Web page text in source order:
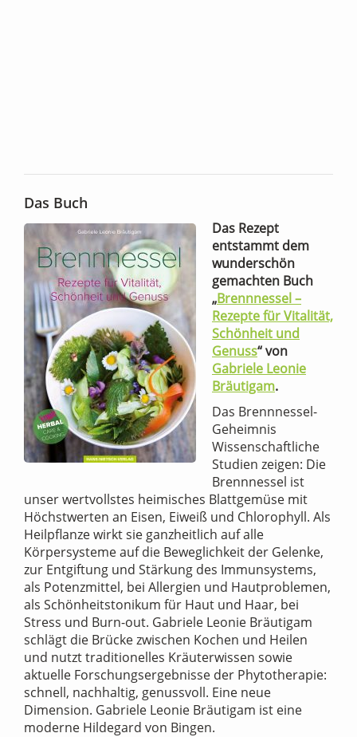
Das Buch
Das Rezept
entstammt dem
wunderschön
gemachten Buch
„Brennnessel –
Rezepte für Vitalität,
Schönheit und
Genuss“ von
Gabriele Leonie
Bräutigam.
Das Brennnessel-
Geheimnis
Wissenschaftliche
Studien zeigen: Die
Brennnessel ist
unser wertvollstes heimisches Blattgemüse mit
Höchstwerten an Eisen, Eiweiß und Chlorophyll. Als
Heilpflanze wirkt sie ganzheitlich auf alle
Körpersysteme auf die Beweglichkeit der Gelenke,
zur Entgiftung und Stärkung des Immunsystems,
als Potenzmittel, bei Allergien und Hautproblemen,
als Schönheitstonikum für Haut und Haar, bei
Stress und Burn-out. Gabriele Leonie Bräutigam
schlägt die Brücke zwischen Kochen und Heilen
und nutzt traditionelles Kräuterwissen sowie
aktuelle Forschungsergebnisse der Phytotherapie:
schnell, nachhaltig, genussvoll. Eine neue
Dimension. Gabriele Leonie Bräutigam ist eine
moderne Hildegard von Bingen.